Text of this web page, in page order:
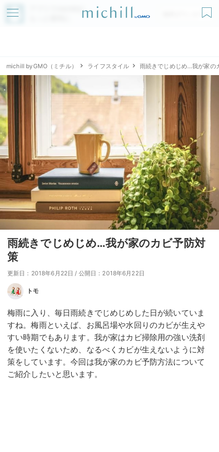
アプリでmichillが
無料ダウンロード
michill byGMO（ミチル） ライフスタイル 雨続きでじめじめ…我が家の
雨続きでじめじめ…我が家のカビ予防対
策
更新日：2018年6月22日 / 公開日：2018年6月22日
トモ
梅雨に入り、毎日雨続きでじめじめした日が続いていま
すね。梅雨といえば、お風呂場や水回りのカビが生えや
すい時期でもあります。我が家はカビ掃除用の強い洗剤
を使いたくないため、なるべくカビが生えないように対
策をしています。今回は我が家のカビ予防方法について
ご紹介したいと思います。